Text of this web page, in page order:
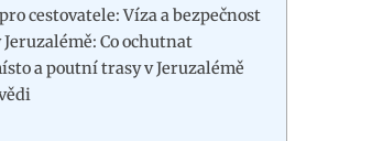
cestovatele: Víza a bezpečnost
Co ochutnat
a poutní trasy v Jeruzalémě